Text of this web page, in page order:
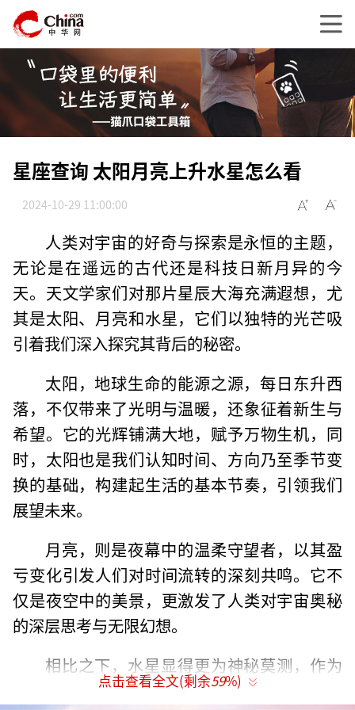
星座查询 太阳月亮上升水星怎么看
2024-10-29 11:00:00
人类对宇宙的好奇与探索是永恒的主题，
无论是在遥远的古代还是科技日新月异的今
天。天文学家们对那片星辰大海充满遐想，尤
其是太阳、月亮和水星，它们以独特的光芒吸
引着我们深入探究其背后的秘密。
太阳，地球生命的能源之源，每日东升西
落，不仅带来了光明与温暖，还象征着新生与
希望。它的光辉铺满大地，赋予万物生机，同
时，太阳也是我们认知时间、方向乃至季节变
换的基础，构建起生活的基本节奏，引领我们
展望未来。
月亮，则是夜幕中的温柔守望者，以其盈
亏变化引发人们对时间流转的深刻共鸣。它不
仅是夜空中的美景，更激发了人类对宇宙奥秘
的深层思考与无限幻想。
相比之下，水星显得更为神秘莫测，作为
太阳系中最靠近太阳的行星，观测不易。它快
点击查看全文(剩余59%)